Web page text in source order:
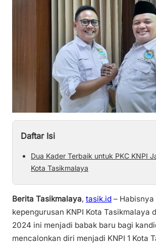
Daftar Isi
Dua Kader Terbaik untuk PKC KNPI
Kota Tasikmalaya
Berita Tasikmalaya, tasik.id – Habisnya
kepengurusan KNPI Kota Tasikmalaya
2024 ini menjadi babak baru bagi
mencalonkan diri menjadi KNPI 1 Kota